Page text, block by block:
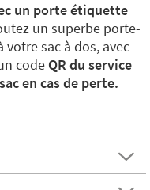
un porte étiquette
un superbe porte-
sac à dos, avec
code QR du service
en cas de perte.